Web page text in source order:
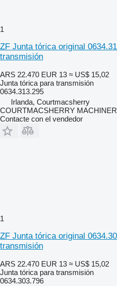
1
ZF Junta tórica original
transmisión
ARS 22.470 EUR 13 ≈ US$ 15,02
Junta tórica para transmisión
0634.313.295
Irlanda, Courtmacsherry
COURTMACSHERRY
Contacte con el vendedor
1
ZF Junta tórica original
transmisión
ARS 22.470 EUR 13 ≈ US$ 15,02
Junta tórica para transmisión
0634.303.796